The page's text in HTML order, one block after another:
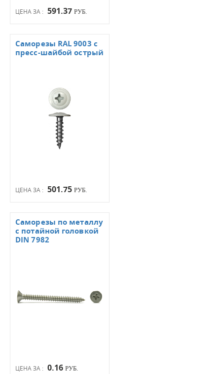
ЦЕНА ЗА : 591.37 РУБ.
ЦЕНА ЗА : 501.75 РУБ.
Саморезы RAL 9003 с
пресс-шайбой острый
ЦЕНА ЗА : 0.16 РУБ.
Саморезы по металлу
с потайной головкой
DIN 7982